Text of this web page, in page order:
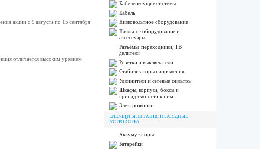
акции с 9 августа по 15 сентября
отличается высоким уровнем
Кабеленесущие системы
Кабель
Низковольтное оборудование
Паяльное оборудование и
аксессуары
Разъёмы, переходники, ТВ
делители
Розетки и выключатели
Стабилизаторы напряжения
Удлинители и сетевые фильтры
Шкафы, корпуса, боксы и
принадлежности к ним
Электрозвонки
ЭЛЕМЕНТЫ ПИТАНИЯ И ЗАРЯДНЫЕ
УСТРОЙСТВА
Аккумуляторы
Батарейки